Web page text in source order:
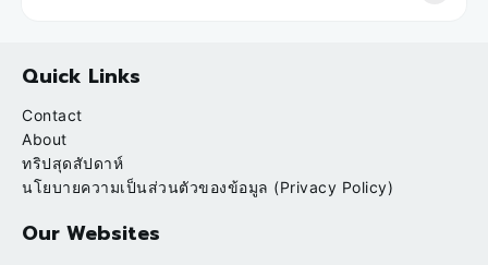
Quick Links
Contact
About
ทริปสุดสัปดาห์
นโยบายความเป็นส่วนตัวของข้อมูล (Privacy Policy)
Our Websites